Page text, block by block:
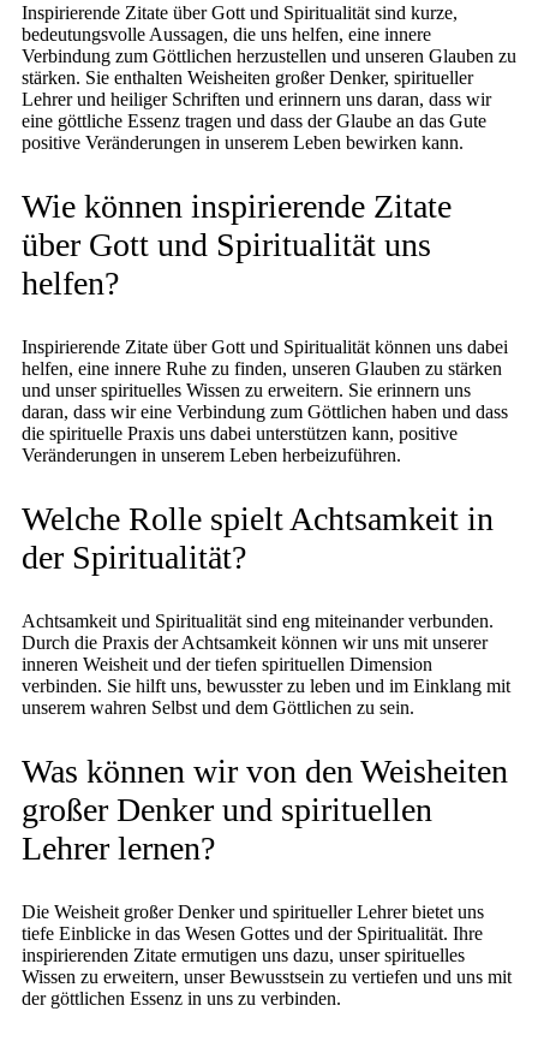
Inspirierende Zitate über Gott und Spiritualität sind kurze,
bedeutungsvolle Aussagen, die uns helfen, eine innere
Verbindung zum Göttlichen herzustellen und unseren Glauben zu
stärken. Sie enthalten Weisheiten großer Denker, spiritueller
Lehrer und heiliger Schriften und erinnern uns daran, dass wir
eine göttliche Essenz tragen und dass der Glaube an das Gute
positive Veränderungen in unserem Leben bewirken kann.
Wie können inspirierende Zitate
über Gott und Spiritualität uns
helfen?
Inspirierende Zitate über Gott und Spiritualität können uns dabei
helfen, eine innere Ruhe zu finden, unseren Glauben zu stärken
und unser spirituelles Wissen zu erweitern. Sie erinnern uns
daran, dass wir eine Verbindung zum Göttlichen haben und dass
die spirituelle Praxis uns dabei unterstützen kann, positive
Veränderungen in unserem Leben herbeizuführen.
Welche Rolle spielt Achtsamkeit in
der Spiritualität?
Achtsamkeit und Spiritualität sind eng miteinander verbunden.
Durch die Praxis der Achtsamkeit können wir uns mit unserer
inneren Weisheit und der tiefen spirituellen Dimension
verbinden. Sie hilft uns, bewusster zu leben und im Einklang mit
unserem wahren Selbst und dem Göttlichen zu sein.
Was können wir von den Weisheiten
großer Denker und spirituellen
Lehrer lernen?
Die Weisheit großer Denker und spiritueller Lehrer bietet uns
tiefe Einblicke in das Wesen Gottes und der Spiritualität. Ihre
inspirierenden Zitate ermutigen uns dazu, unser spirituelles
Wissen zu erweitern, unser Bewusstsein zu vertiefen und uns mit
der göttlichen Essenz in uns zu verbinden.